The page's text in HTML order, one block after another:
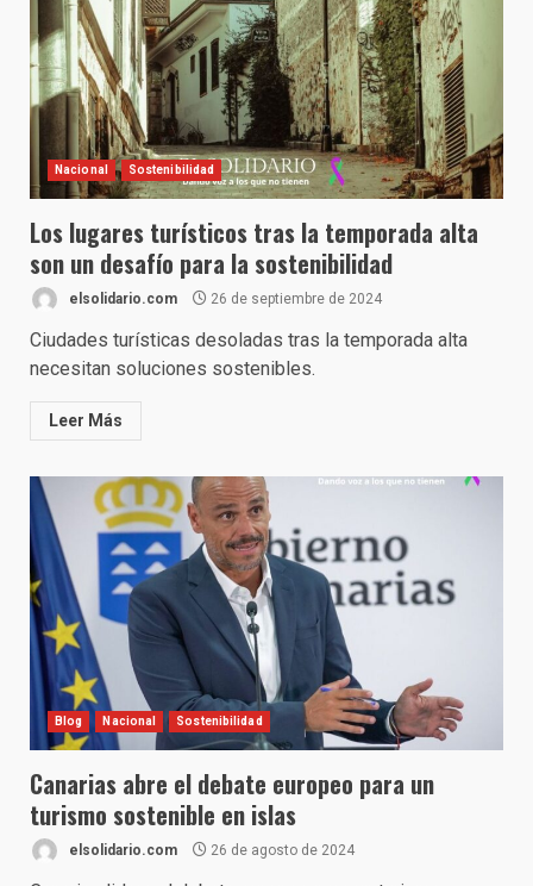
Nacional Sostenibilidad
Los lugares turísticos tras la temporada alta
son un desafío para la sostenibilidad
elsolidario.com 26 de septiembre de 2024
Ciudades turísticas desoladas tras la temporada alta
necesitan soluciones sostenibles.
Leer Más
Blog Nacional Sostenibilidad
Canarias abre el debate europeo para un
turismo sostenible en islas
elsolidario.com 26 de agosto de 2024